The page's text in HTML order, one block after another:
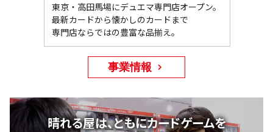
東京・高田馬場にデュエマ専門店オープン。
最新カードから懐かしのカードまで
専門店ならではの豊富な品揃え。
事業情報
晴れる屋は、ともにカードゲームを